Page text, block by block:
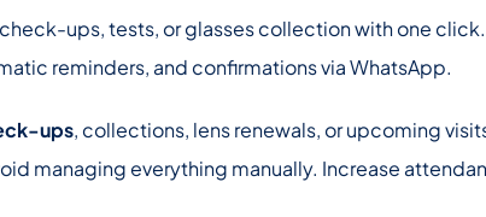
ups, tests, or glasses collection with one
reminders, and confirmations via WhatsApp.
ups, collections, lens renewals, or upcoming
managing everything manually. Increase